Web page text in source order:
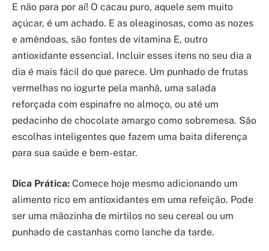
E não para por aí! O cacau puro, aquele sem muito
açúcar, é um achado. E as oleaginosas, como as nozes
e amêndoas, são fontes de vitamina E, outro
antioxidante essencial. Incluir esses itens no seu dia a
dia é mais fácil do que parece. Um punhado de frutas
vermelhas no iogurte pela manhã, uma salada
reforçada com espinafre no almoço, ou até um
pedacinho de chocolate amargo como sobremesa. São
escolhas inteligentes que fazem uma baita diferença
para sua saúde e bem-estar.
Dica Prática: Comece hoje mesmo adicionando um
alimento rico em antioxidantes em uma refeição. Pode
ser uma mãozinha de mirtilos no seu cereal ou um
punhado de castanhas como lanche da tarde.